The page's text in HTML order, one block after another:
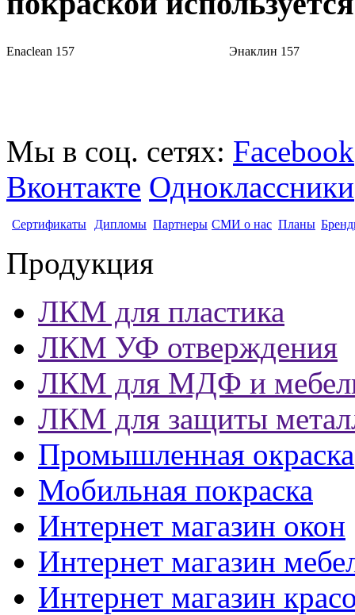
Enaclean 157 Энаклин 157
Мы в соц. сетях: Facebook
Вконтакте Одноклассники
Сертификаты Дипломы Партнеры СМИ о нас Планы
Продукция
ЛКМ для пластика
ЛКМ УФ отверждения
ЛКМ для МДФ и
ЛКМ для защиты
Промышленная окраска
Мобильная покраска
Интернет магазин окон
Интернет магазин
Интернет магазин